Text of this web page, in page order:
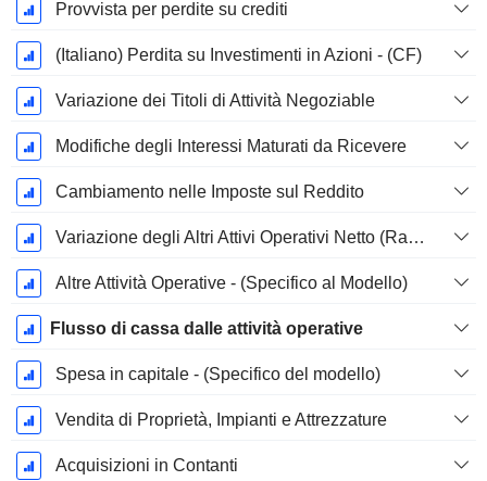
Provvista per perdite su crediti
(Italiano) Perdita su Investimenti in Azioni - (CF)
Variazione dei Titoli di Attività Negoziable
Modifiche degli Interessi Maturati da Ricevere
Cambiamento nelle Imposte sul Reddito
Variazione degli Altri Attivi Operativi Netto (Raccolti)
Altre Attività Operative - (Specifico al Modello)
Flusso di cassa dalle attività operative
Spesa in capitale - (Specifico del modello)
Vendita di Proprietà, Impianti e Attrezzature
Acquisizioni in Contanti